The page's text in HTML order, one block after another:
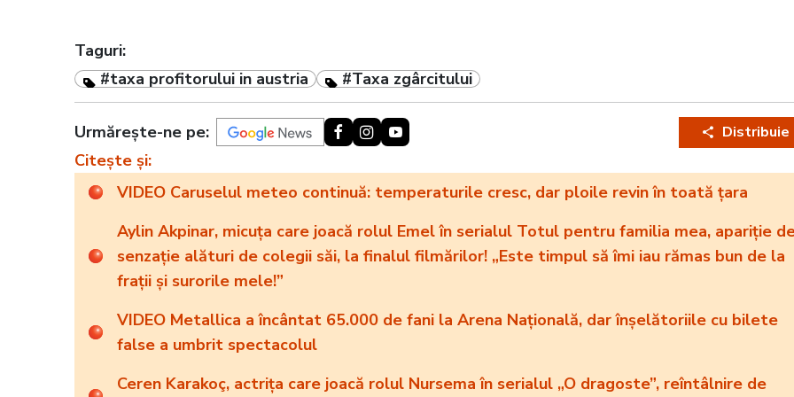
Taguri:
#taxa profitorului in austria
#Taxa zgârcitului
Urmărește-ne pe: Distribuie
Citește și:
VIDEO Caruselul meteo continuă: temperaturile cresc, dar ploile revin în toată țara
Aylin Akpinar, micuța care joacă rolul Emel în serialul Totul pentru familia mea, apariție
senzație alături de colegii săi, la finalul filmărilor! „Este timpul să îmi iau rămas bun de la
frații și surorile mele!”
VIDEO Metallica a încântat 65.000 de fani la Arena Națională, dar înșelătoriile cu bilete
false a umbrit spectacolul
Ceren Karakoç, actrița care joacă rolul Nursema în serialul „O dragoste”, reîntâlnire de